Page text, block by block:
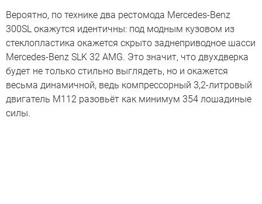
Вероятно, по технике два рестомода Mercedes-Benz
300SL окажутся идентичны: под модным кузовом из
стеклопластика окажется скрыто заднеприводное шасси
Mercedes-Benz SLK 32 AMG. Это значит, что двухдверка
будет не только стильно выглядеть, но и окажется
весьма динамичной, ведь компрессорный 3,2-литровый
двигатель M112 разовьёт как минимум 354 лошадиные
силы.